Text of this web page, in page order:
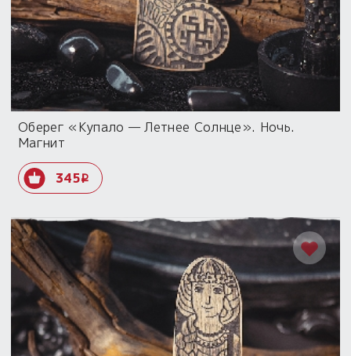
Оберег «Купало — Летнее Солнце». Ночь.
Магнит
345i